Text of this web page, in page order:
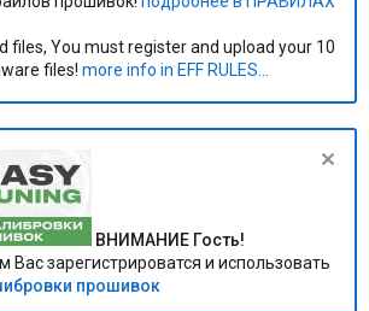
files, You must register and upload your 10
files! more info in EFF RULES...
ВНИМАНИЕ Гость!
Вас зарегистрироватся и использовать
прошивок